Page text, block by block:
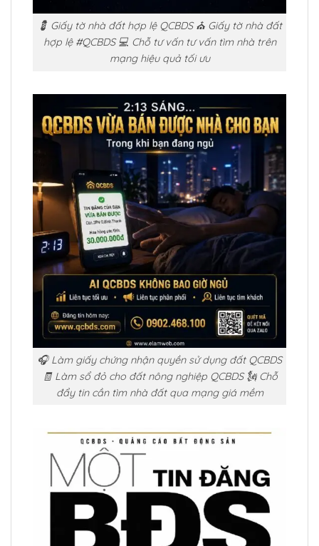
💈 Giấy tờ nhà đất hợp lệ QCBDS ⛪ Giấy tờ nhà đất
hợp lệ #QCBDS 💻 Chỗ tư vấn tư vấn tìm nhà trên
mạng hiệu quả tối ưu
🎧 Làm giấy chứng nhận quyền sử dụng đất QCBDS
🧾 Làm sổ đỏ cho đất nông nghiệp QCBDS 🗽 Chỗ
đẩy tin cần tìm nhà đất qua mạng giá mềm